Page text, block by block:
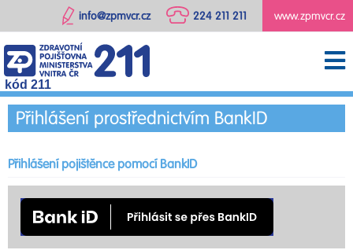
www.zpmvcr.cz
224 211 211
info@zpmvcr.cz
kód 211
Přihlášení prostřednictvím BankID
Přihlášení pojištěnce pomocí BankID